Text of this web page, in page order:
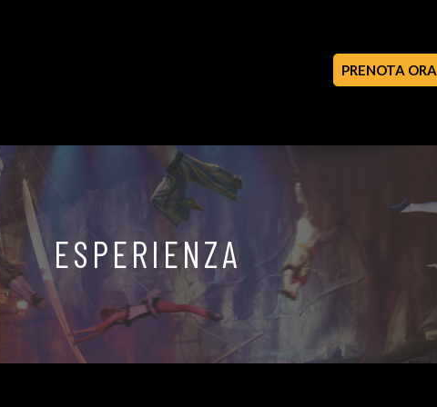
PRENOTA ORA
ESPERIENZA